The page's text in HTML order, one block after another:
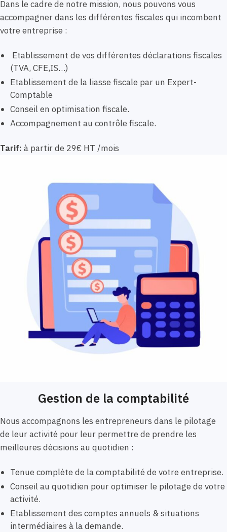
Dans le cadre de notre mission, nous pouvons vous
accompagner dans les différentes fiscales qui incombent
votre entreprise :
Etablissement de vos différentes déclarations fiscales
(TVA, CFE,IS…)
Etablissement de la liasse fiscale par un Expert-
Comptable
Conseil en optimisation fiscale.
Accompagnement au contrôle fiscale.
Tarif: à partir de 29€ HT /mois
Gestion de la comptabilité
Nous accompagnons les entrepreneurs dans le pilotage
de leur activité pour leur permettre de prendre les
meilleures décisions au quotidien :
Tenue complète de la comptabilité de votre entreprise.
Conseil au quotidien pour optimiser le pilotage de votre
activité.
Etablissement des comptes annuels & situations
intermédiaires à la demande.